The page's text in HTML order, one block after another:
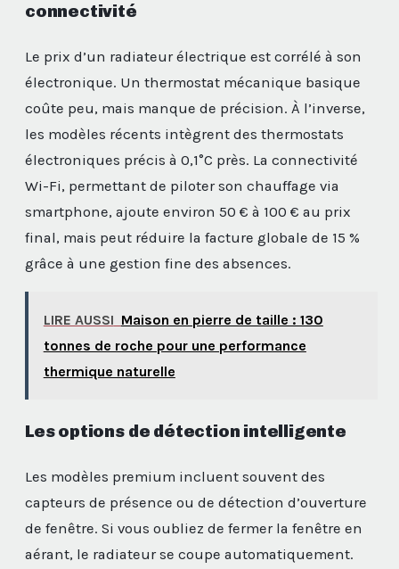
connectivité
Le prix d’un radiateur électrique est corrélé à son
électronique. Un thermostat mécanique basique
coûte peu, mais manque de précision. À l’inverse,
les modèles récents intègrent des thermostats
électroniques précis à 0,1°C près. La connectivité
Wi-Fi, permettant de piloter son chauffage via
smartphone, ajoute environ 50 € à 100 € au prix
final, mais peut réduire la facture globale de 15 %
grâce à une gestion fine des absences.
LIRE AUSSI Maison en pierre de taille : 130
tonnes de roche pour une performance
thermique naturelle
Les options de détection intelligente
Les modèles premium incluent souvent des
capteurs de présence ou de détection d’ouverture
de fenêtre. Si vous oubliez de fermer la fenêtre en
aérant, le radiateur se coupe automatiquement.